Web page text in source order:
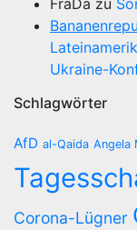
FraDa zu
Ukraine-
Schlagwörter
AfD al-Qaida Angela
Corona-Lügner